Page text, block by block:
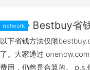
network Bestbuy省
以下省钱方法仅限
了。大家通过
费用，仍然是合算的。